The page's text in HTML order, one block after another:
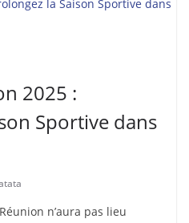
2025 :
Sportive dans
n’aura pas lieu